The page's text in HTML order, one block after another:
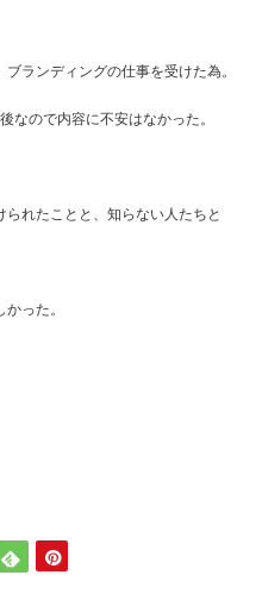
ランディングの仕事を受けた為。
ので内容に不安はなかった。
れたことと、知らない人たちと
った。